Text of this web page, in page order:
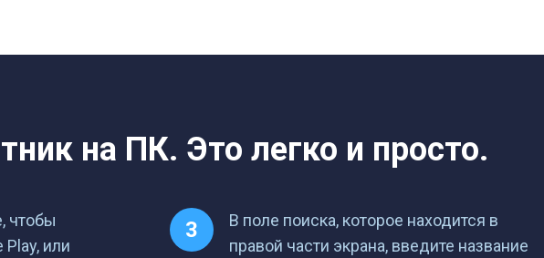
на ПК. Это легко и просто.
чтобы
Play, или
В поле поиска, которое находится в
правой части экрана, введите название